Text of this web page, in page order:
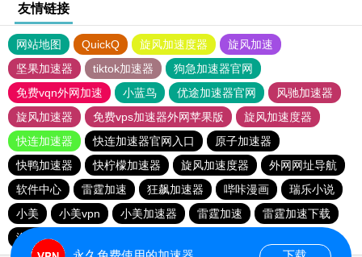
友情链接
网站地图 QuickQ 旋风加速度器
旋风加速
坚果加速器
tiktok加速器
狗急加速器官网
免费vqn外网加速
小蓝鸟 优途加速器官网
风驰加速器
旋风加速器
免费vps加速器外网苹果版
旋风加速度器
快连加速器
快连加速器官网入口
原子加速器
快鸭加速器
快柠檬加速器 旋风加速度器
外网网址导航
软件中心
雷霆加速 狂飙加速器 哔咔漫画
瑞乐小说
小美
小美vpn 小美加速器 雷霆加速
雷霆加速下载
海鸥加速度